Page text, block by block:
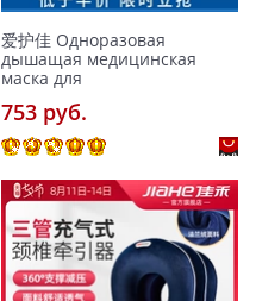
爱护佳 Одноразовая
дышащая медицинская
маска для
753 pуб.